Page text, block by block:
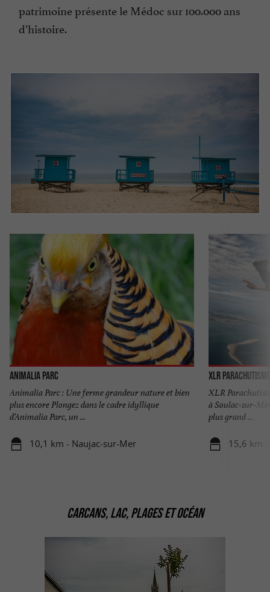
patrimoine présente le Médoc sur 100.000 ans
d’histoire.
Animalia Parc
Animalia Parc : Une ferme grandeur nature et bien
plus encore Plongez dans le cadre idyllique
d’Animalia Parc, un ...
10,1 km - Naujac-sur-Mer
XLR Parachutisme
XLR
à Soulac-sur-
plus grand ...
15,6 km
CARCANS, LAC, PLAGES ET OCÉAN